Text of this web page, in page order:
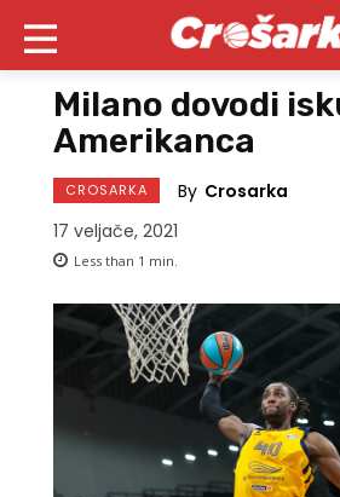
Milano dovodi
Amerikanca
CROSARKA By Crosarka
17 veljače, 2021
Less than 1 min.